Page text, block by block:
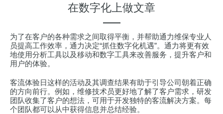
在数字化上做文章
为了在客户的各种需求之间取得平衡，并帮助通力维保专业人
员提高工作效率，通力决定“抓住数字化机遇”。通力将更有效
地使用分析工具以及移动和数字工具来改善服务，提升客户和
用户的体验。
客流体验日这样的活动及其调查结果有助于引导公司朝着正确
的方向前行。例如，维修技术员更好地了解了客户需求，研发
团队收集了客户的想法，可用于开发独特的客流解决方案。每
个团队都可以从中获得信息并总结经验。